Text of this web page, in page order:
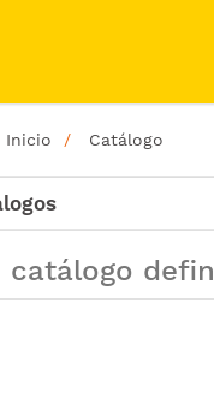
Inicio Catálogo
catálogo